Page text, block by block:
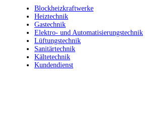
Blockheizkraftwerke
Heiztechnik
Gastechnik
Elektro- und Automatisierungstechnik
Lüftungstechnik
Sanitärtechnik
Kältetechnik
Kundendienst